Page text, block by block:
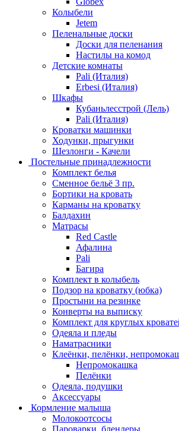
Колыбели
Jetem
Пеленальные доски
Доски для пеленания
Настилы на комод
Детские комнаты
Pali (Италия)
Erbesi (Италия)
Шкафы
Кубаньлесстрой (Лель)
Pali (Италия)
Кроватки машинки
Ходунки, прыгунки
Шезлонги - Качели
Постельные принадлежности
Комплект белья
Сменное бельё 3 пр.
Бортики на кровать
Карманы на кроватку
Балдахин
Матрасы
Red Castle
Афалина
Pali
Багира
Комплект в колыбель
Подзор на кроватку (юбка)
Простыни на резинке
Конверты на выписку
Комплект для круглых
Одеяла и пледы
Наматрасники
Клеёнки, пелёнки,
Непромокашка
Пелёнки
Одеяла, подушки
Аксессуары
Кормление малыша
Молокоотсосы
Пароварки, блендеры